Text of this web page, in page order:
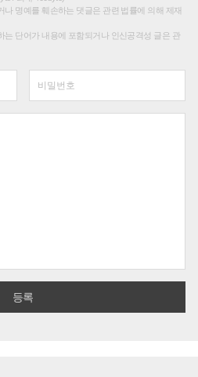
명예를 훼손하는 댓글은 관련 법률에 의해 제재
는 단어가 내용에 포함되거나 인신공격성 글은 관